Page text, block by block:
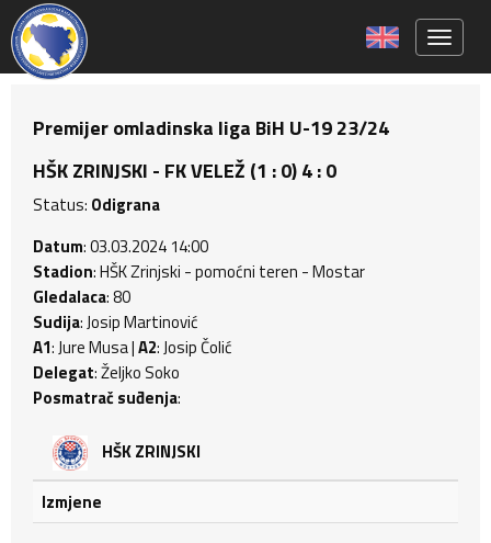
Premijer omladinska liga BiH U-19 23/24
HŠK ZRINJSKI - FK VELEŽ (1 : 0) 4 : 0
Status: Odigrana
Datum: 03.03.2024 14:00
Stadion: HŠK Zrinjski - pomoćni teren - Mostar
Gledalaca: 80
Sudija: Josip Martinović
A1: Jure Musa |A2: Josip Čolić
Delegat: Željko Soko
Posmatrač suđenja:
HŠK ZRINJSKI
Izmjene